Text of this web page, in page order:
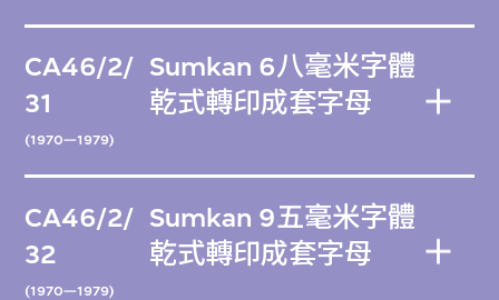
CA46/2/
31
(1970—1979)
Sumkan 6八毫米字體
乾式轉印成套字母
CA46/2/
32
(1970—1979)
Sumkan 9五毫米字體
乾式轉印成套字母